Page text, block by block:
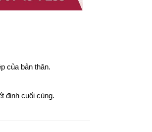
của bản thân.
định cuối cùng.